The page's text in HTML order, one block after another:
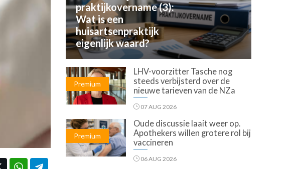
praktijkovername (3):
Wat is een
huisartsenpraktijk
eigenlijk waard?
Premium
LHV-voorzitter Tasche nog
steeds verbijsterd over de
nieuwe tarieven van de NZa
07 AUG 2026
Premium
Oude discussie laait weer op.
Apothekers willen grotere rol bij
vaccineren
06 AUG 2026